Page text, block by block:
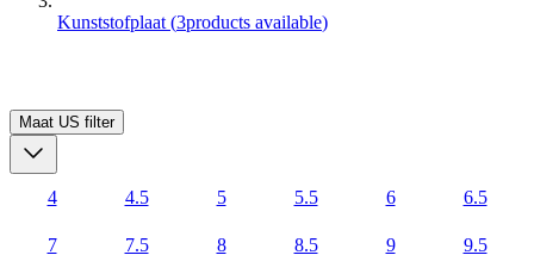
Kunststofplaat (3products available)
Maat US filter
4 4.5 5 5.5 6 6.5
7 7.5 8 8.5 9 9.5